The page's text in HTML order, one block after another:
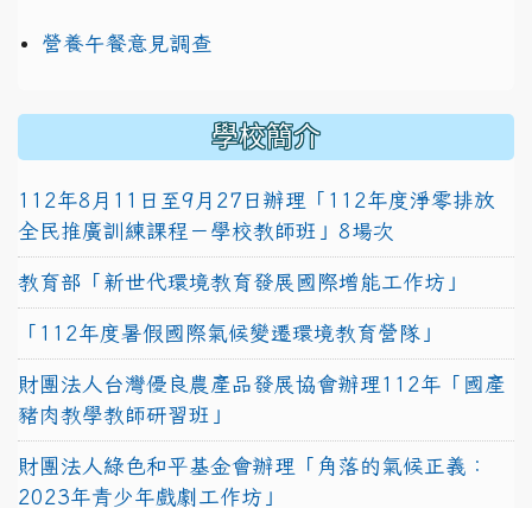
營養午餐意見調查
學校簡介
112年8月11日至9月27日辦理「112年度淨零排放
全民推廣訓練課程－學校教師班」8場次
教育部「新世代環境教育發展國際增能工作坊」
「112年度暑假國際氣候變遷環境教育營隊」
財團法人台灣優良農產品發展協會辦理112年「國產
豬肉教學教師研習班」
財團法人綠色和平基金會辦理「角落的氣候正義：
2023年青少年戲劇工作坊」